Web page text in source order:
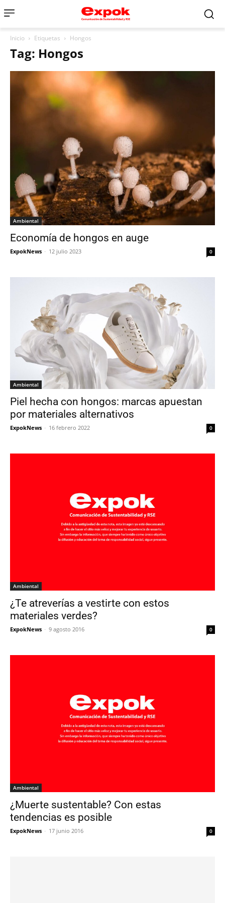
Inicio Etiquetas Hongos
Tag: Hongos
Ambiental
Economía de hongos en auge
ExpokNews - 12 julio 2023 0
Ambiental
Piel hecha con hongos: marcas apuestan
por materiales alternativos
ExpokNews - 16 febrero 2022 0
Ambiental
¿Te atreverías a vestirte con estos
materiales verdes?
ExpokNews - 9 agosto 2016 0
Ambiental
¿Muerte sustentable? Con estas
tendencias es posible
ExpokNews - 17 junio 2016 0